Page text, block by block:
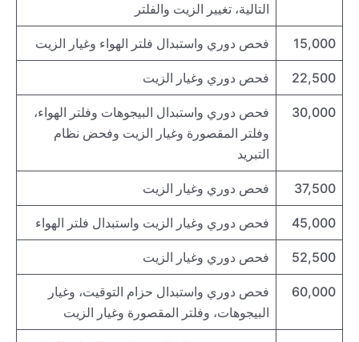
التالية، تغيير الزيت والفلتر
15,000 فحص دوري واستبدال فلتر الهواء وغيار الزيت
22,500 فحص دوري وغيار الزيت
30,000
فحص دوري واستبدال البيجوهات وفلتر الهواء،
وفلتر المقصورة وغيار الزيت وفحض نظام
التبريد
37,500 فحص دوري وغيار الزيت
45,000 فحص دوري وغيار الزيت واستبدال فلتر الهواء
52,500 فحص دوري وغيار الزيت
60,000
فحص دوري واستبدال حزام التوقيت، وغيار
البيجوهات، وفلتر المقصورة وغيار الزيت